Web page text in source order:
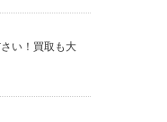
い！買取も大